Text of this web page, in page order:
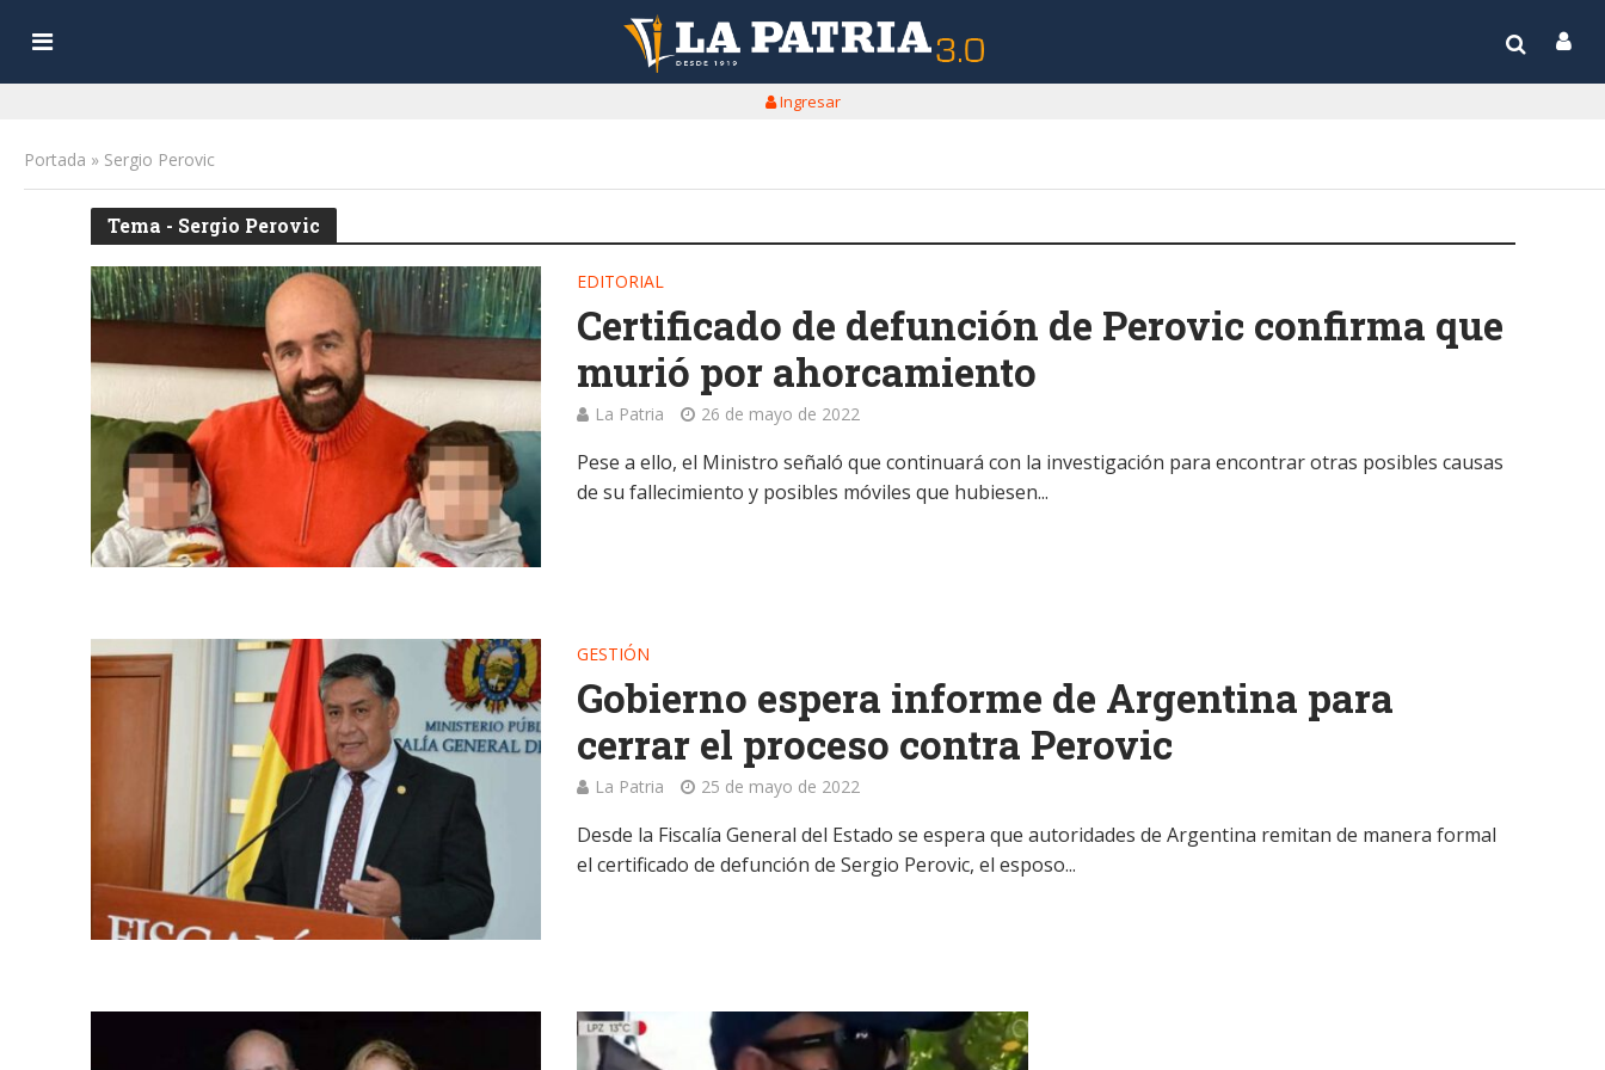
Ingresar
Portada » Sergio Perovic
Tema - Sergio Perovic
EDITORIAL
Certificado de defunción de Perovic confirma que
murió por ahorcamiento
La Patria 26 de mayo de 2022
Pese a ello, el Ministro señaló que continuará con la investigación para encontrar otras posibles causas
de su fallecimiento y posibles móviles que hubiesen...
GESTIÓN
Gobierno espera informe de Argentina para
cerrar el proceso contra Perovic
La Patria 25 de mayo de 2022
Desde la Fiscalía General del Estado se espera que autoridades de Argentina remitan de manera formal
el certificado de defunción de Sergio Perovic, el esposo...